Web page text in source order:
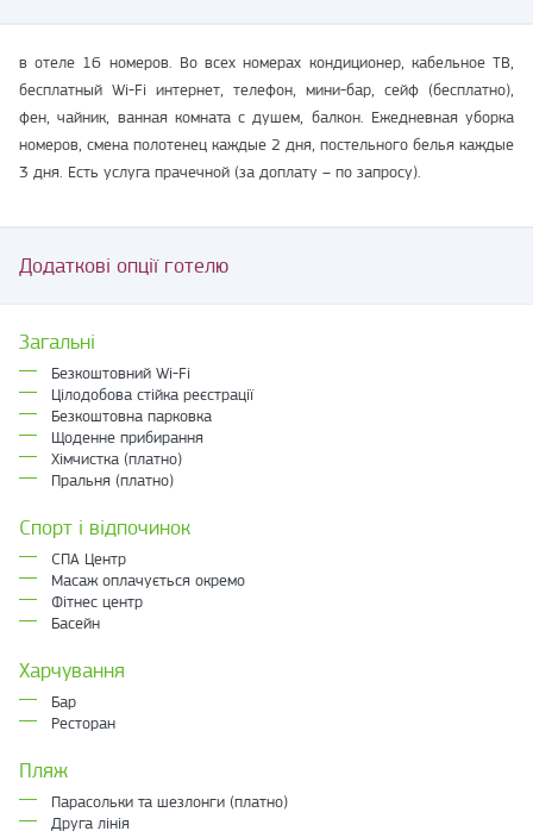
в отеле 16 номеров. Во всех номерах кондиционер, кабельное ТВ,
бесплатный Wi-Fi интернет, телефон, мини-бар, сейф (бесплатно),
фен, чайник, ванная комната с душем, балкон. Ежедневная уборка
номеров, смена полотенец каждые 2 дня, постельного белья каждые
3 дня. Есть услуга прачечной (за доплату – по запросу).
Додаткові опції готелю
Загальні
Безкоштовний Wi-Fi
Цілодобова стійка реєстрації
Безкоштовна парковка
Щоденне прибирання
Хімчистка (платно)
Пральня (платно)
Спорт і відпочинок
СПА Центр
Масаж оплачується окремо
Фітнес центр
Басейн
Харчування
Бар
Ресторан
Пляж
Парасольки та шезлонги (платно)
Друга лінія